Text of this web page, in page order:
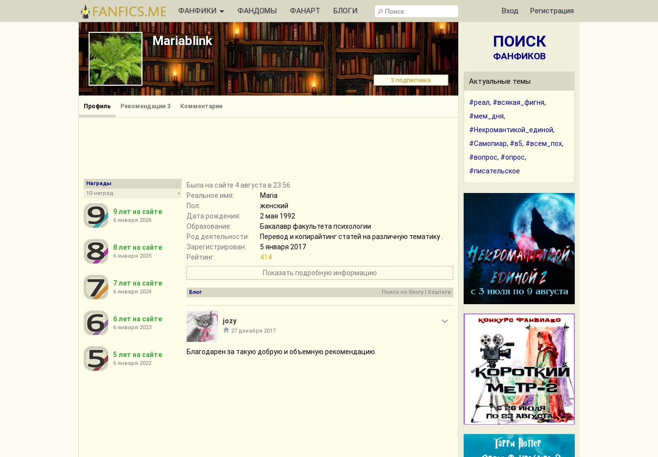
ФАНФИКИ ФАНДОМЫ ФАНАРТ БЛОГИ Вход Регистрация
Mariablink
3 подписчика
Профиль Рекомендации 3 Комментарии
Награды
10 наград
»
9 лет на сайте
6 января 2026
8 лет на сайте
6 января 2025
7 лет на сайте
6 января 2024
6 лет на сайте
6 января 2023
5 лет на сайте
6 января 2022
Былa на сайте 4 августа в 23:56
Реальное имя:
Maria
Пол:
женский
Дата рождения:
2 мая 1992
Образование:
Бакалавр факультета психологии
Род деятельности:
Перевод и копирайтинг статей на различную тематику .
Зарегистрирован:
5 января 2017
Рейтинг:
414
Показать подробную информацию
Блог Поиск по блогу | Хэштеги
jozy
27 декабря 2017
Благодарен за такую добрую и объемную рекомендацию.
ПОИСК
ФАНФИКОВ
Актуальные темы
#реал, #всякая_фигня,
#мем_дня,
#Некромантикой_единой,
#Самопиар, #в5, #всем_пох,
#вопрос, #опрос,
#писательское